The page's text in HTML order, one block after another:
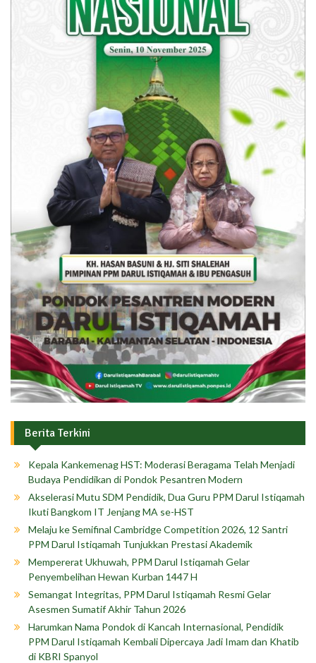
Berita Terkini
Kepala Kankemenag HST: Moderasi Beragama Telah Menjadi
Budaya Pendidikan di Pondok Pesantren Modern
Akselerasi Mutu SDM Pendidik, Dua Guru PPM Darul Istiqamah
Ikuti Bangkom IT Jenjang MA se-HST
Melaju ke Semifinal Cambridge Competition 2026, 12 Santri
PPM Darul Istiqamah Tunjukkan Prestasi Akademik
Mempererat Ukhuwah, PPM Darul Istiqamah Gelar
Penyembelihan Hewan Kurban 1447 H
Semangat Integritas, PPM Darul Istiqamah Resmi Gelar
Asesmen Sumatif Akhir Tahun 2026
Harumkan Nama Pondok di Kancah Internasional, Pendidik
PPM Darul Istiqamah Kembali Dipercaya Jadi Imam dan Khatib
di KBRI Spanyol